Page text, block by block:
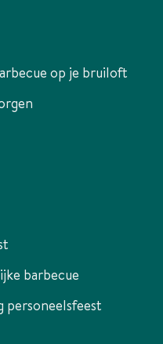
op je bruiloft
barbecue
personeelsfeest